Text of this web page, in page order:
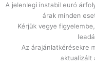
A jelenlegi instabil euró
árak minden
Kérjük vegye
Az árajánlatkérésekre
aktualizált